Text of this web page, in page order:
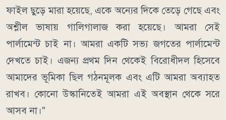
ফাইল ছুড়ে মারা হয়েছে, একে অন্যের দিকে তেড়ে গেছে এবং
অশ্লীল ভাষায় গালিগালাজ করা হয়েছে। আমরা সেই
পার্লামেন্ট চাই না। আমরা একটি সভ্য জগতের পার্লামেন্ট
দেখতে চাই। এজন্য প্রথম দিন থেকেই বিরোধীদল হিসেবে
আমাদের ভূমিকা ছিল গঠনমূলক এবং এটি আমরা অব্যাহত
রাখব। কোনো উস্কানিতেই আমরা এই অবস্থান থেকে সরে
আসব না।"